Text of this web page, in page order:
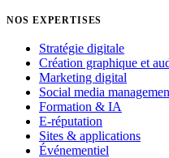
NOS EXPERTISES
Stratégie digitale
Création graphique et
Marketing digital
Social media
Formation & IA
E-réputation
Sites & applications
Événementiel